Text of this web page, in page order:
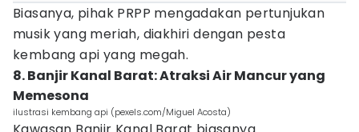
Biasanya, pihak PRPP mengadakan pertunjukan
musik yang meriah, diakhiri dengan pesta
kembang api yang megah.
8. Banjir Kanal Barat: Atraksi Air Mancur yang
Memesona
ilustrasi kembang api (pexels.com/Miguel Acosta)